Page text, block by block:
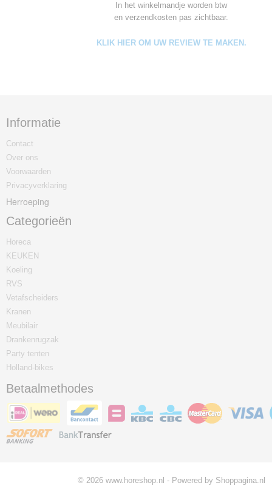
In het winkelmandje worden btw
en verzendkosten pas zichtbaar.
KLIK HIER OM UW REVIEW TE MAKEN.
Informatie
Contact
Over ons
Voorwaarden
Privacyverklaring
Herroeping
Categorieën
Horeca
KEUKEN
Koeling
RVS
Vetafscheiders
Kranen
Meubilair
Drankenrugzak
Party tenten
Holland-bikes
Betaalmethodes
© 2026 www.horeshop.nl - Powered by Shoppagina.nl